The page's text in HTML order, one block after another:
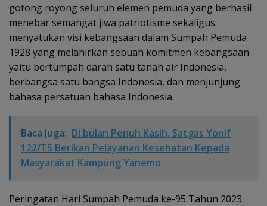
gotong royong seluruh elemen pemuda yang berhasil
menebar semangat jiwa patriotisme sekaligus
menyatukan visi kebangsaan dalam Sumpah Pemuda
1928 yang melahirkan sebuah komitmen kebangsaan
yaitu bertumpah darah satu tanah air Indonesia,
berbangsa satu bangsa Indonesia, dan menjunjung
bahasa persatuan bahasa Indonesia.
Baca Juga: Di bulan Penuh Kasih, Satgas Yonif
122/TS Berikan Pelayanan Kesehatan Kepada
Masyarakat Kampung Yanemo
Peringatan Hari Sumpah Pemuda ke-95 Tahun 2023